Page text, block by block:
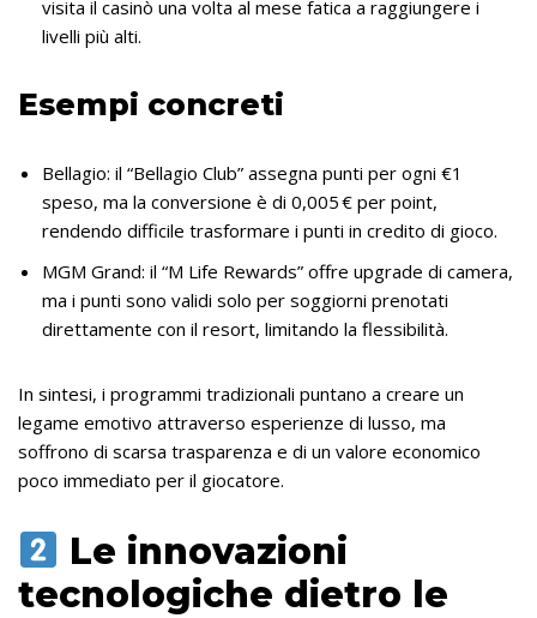
visita il casinò una volta al mese fatica a raggiungere i
livelli più alti.
Esempi concreti
Bellagio: il “Bellagio Club” assegna punti per ogni €1
speso, ma la conversione è di 0,005 € per point,
rendendo difficile trasformare i punti in credito di gioco.
MGM Grand: il “M Life Rewards” offre upgrade di camera,
ma i punti sono validi solo per soggiorni prenotati
direttamente con il resort, limitando la flessibilità.
In sintesi, i programmi tradizionali puntano a creare un
legame emotivo attraverso esperienze di lusso, ma
soffrono di scarsa trasparenza e di un valore economico
poco immediato per il giocatore.
Le innovazioni
tecnologiche dietro le